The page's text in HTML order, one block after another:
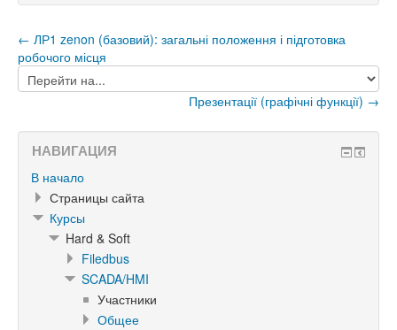
← ЛР1 zenon (базовий): загальні положення і підготовка
робочого місця
Перейти
на...
Презентації (графічні функції) →
НАВИГАЦИЯ
В начало
Страницы сайта
Курсы
Hard & Soft
Filedbus
SCADA/HMI
Участники
Общее